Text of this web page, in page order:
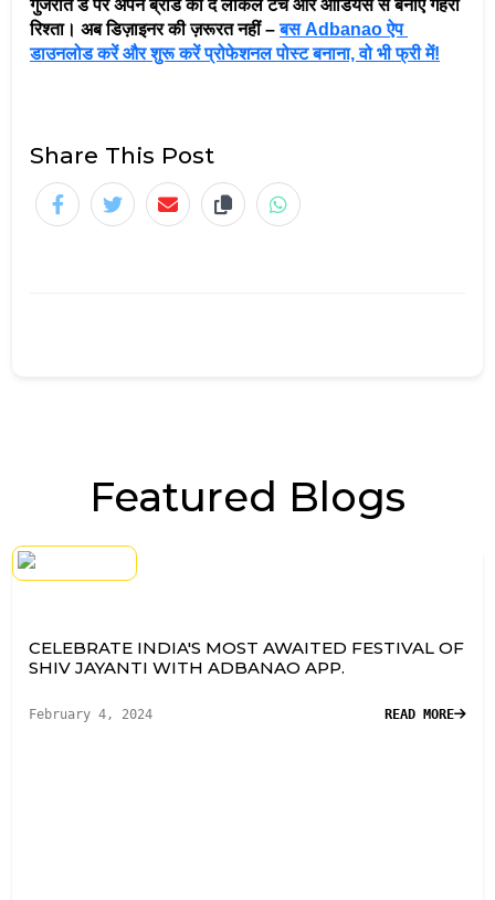
गुजरात डे पर अपने ब्रांड को दें लोकल टच और ऑडियंस से बनाएं गहरा
रिश्ता। अब डिज़ाइनर की ज़रूरत नहीं – बस Adbanao ऐप
डाउनलोड करें और शुरू करें प्रोफेशनल पोस्ट बनाना, वो भी फ्री में!
Share This Post
Featured Blogs
CELEBRATE INDIA'S MOST AWAITED FESTIVAL OF
SHIV JAYANTI WITH ADBANAO APP.
February 4, 2024 READ MORE